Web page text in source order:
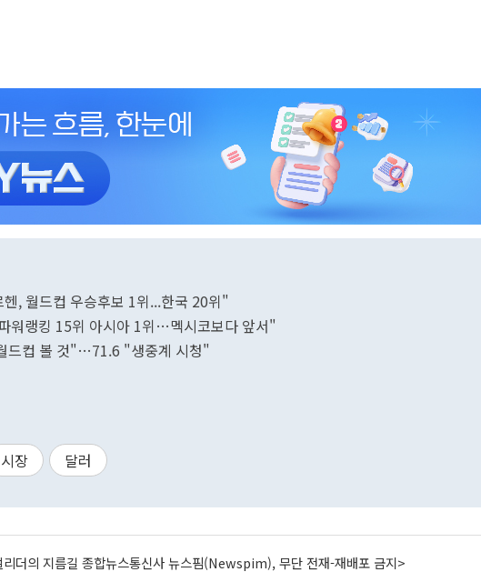
, 월드컵 우승후보 1위...한국 20위"
워랭킹 15위 아시아 1위…멕시코보다 앞서"
드컵 볼 것"…71.6 "생중계 시청"
시장 달러
더의 지름길 종합뉴스통신사 뉴스핌(Newspim), 무단 전재-재배포 금지>